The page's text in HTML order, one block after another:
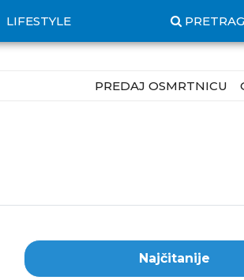
LIFESTYLE
PREDAJ OSMRTNICU
Najčitanije